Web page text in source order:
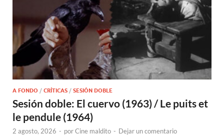
A FONDO / CRÍTICAS / SESIÓN DOBLE
Sesión doble: El cuervo (1963) / Le puits et
le pendule (1964)
2 agosto, 2026 - porCine maldito - Dejar un comentario